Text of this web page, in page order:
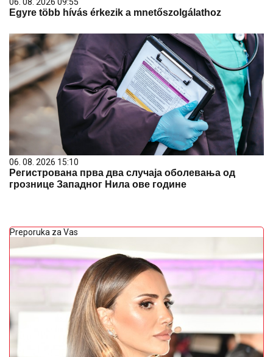
Egyre több hívás érkezik a mnetőszolgálathoz
06. 08. 2026 15:10
Регистрована прва два случаја оболевања од
грознице Западног Нила ове године
Preporuka za Vas